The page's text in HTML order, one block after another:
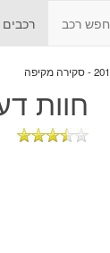
חפש רכב רכבים
חוות